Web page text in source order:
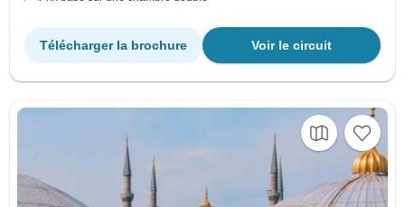
Voir le circuit
Télécharger la brochure